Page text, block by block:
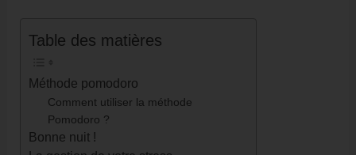
Table des matières
Méthode pomodoro
Comment utiliser la méthode
Pomodoro ?
Bonne nuit !